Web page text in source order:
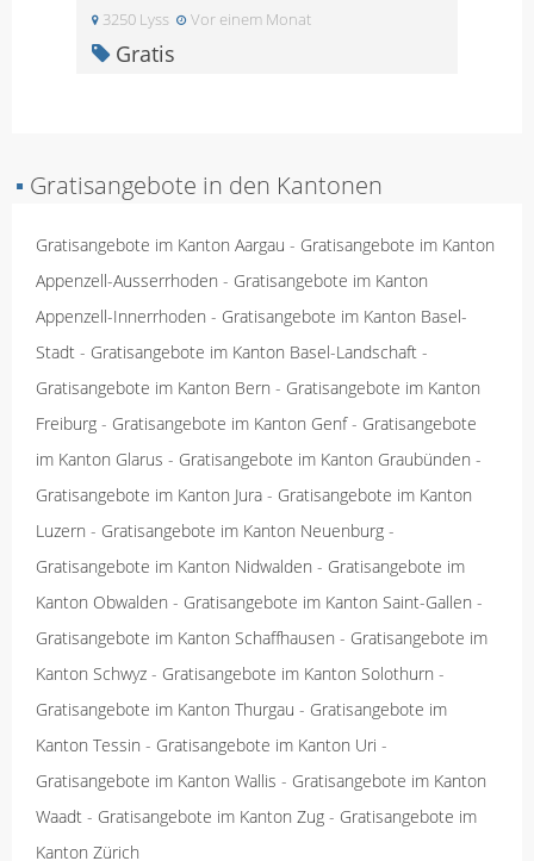
3250 Lyss Vor einem Monat
Gratis
▪ Gratisangebote in den Kantonen
Gratisangebote im Kanton Aargau - Gratisangebote im Kanton
Appenzell-Ausserrhoden - Gratisangebote im Kanton
Appenzell-Innerrhoden - Gratisangebote im Kanton Basel-
Stadt - Gratisangebote im Kanton Basel-Landschaft -
Gratisangebote im Kanton Bern - Gratisangebote im Kanton
Freiburg - Gratisangebote im Kanton Genf- Gratisangebote
im Kanton Glarus - Gratisangebote im Kanton Graubünden -
Gratisangebote im Kanton Jura - Gratisangebote im Kanton
Luzern - Gratisangebote im Kanton Neuenburg -
Gratisangebote im Kanton Nidwalden - Gratisangebote im
Kanton Obwalden - Gratisangebote im Kanton Saint-Gallen -
Gratisangebote im Kanton Schaffhausen - Gratisangebote im
Kanton Schwyz - Gratisangebote im Kanton Solothurn -
Gratisangebote im Kanton Thurgau - Gratisangebote im
Kanton Tessin - Gratisangebote im Kanton Uri -
Gratisangebote im Kanton Wallis - Gratisangebote im Kanton
Waadt - Gratisangebote im Kanton Zug - Gratisangebote im
Kanton Zürich